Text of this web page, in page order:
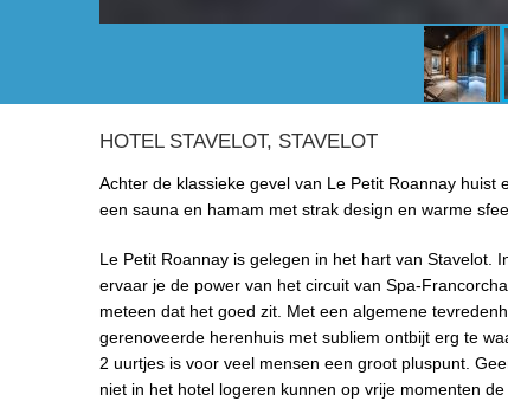
HOTEL STAVELOT, STAVELOT
Achter de klassieke gevel van Le Petit Roannay
een sauna en hamam met strak design en warme
Le Petit Roannay is gelegen in het hart van Stavelot.
ervaar je de power van het circuit van Spa-
meteen dat het goed zit. Met een algemene
gerenoveerde herenhuis met subliem ontbijt erg te
2 uurtjes is voor veel mensen een groot pluspunt.
niet in het hotel logeren kunnen op vrije momenten